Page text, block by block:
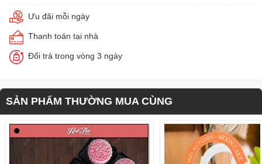
Ưu đãi mỗi ngày
Thanh toán tại nhà
Đổi trả trong vòng 3 ngày
SẢN PHẨM THƯỜNG MUA CÙNG